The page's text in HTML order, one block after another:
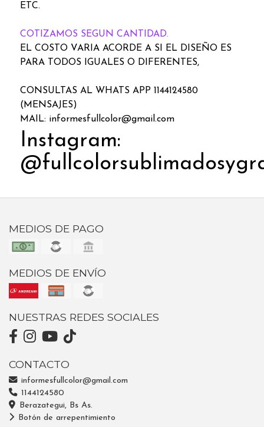
ETC.
COTIZAMOS SEGUN CANTIDAD.
EL COSTO VARIA ACORDE A SI EL DISEÑO ES
PARA TODOS IGUALES O DIFERENTES,
CONSULTAS AL WHATS APP 1144124580
(MENSAJES)
MAIL: informesfullcolor@gmail.com
Instagram:
MEDIOS DE PAGO
MEDIOS DE ENVÍO
NUESTRAS REDES SOCIALES
CONTACTO
informesfullcolor@gmail.com
1144124580
Berazategui, Bs As.
Botón de arrepentimiento